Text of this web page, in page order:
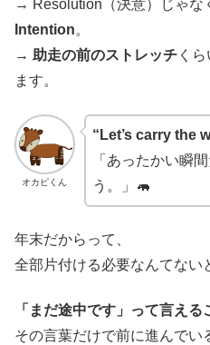
→ Resolution（決意）じゃな
Intention。
→ 助走の前のストレッチ く
ます。
オカピくん
“Let’s carry the
「あったかい瞬
う。」🦛
年末だからって、
全部片付ける必要なんてない
「まだ途中です」って言える
その言葉だけで前に進んでい